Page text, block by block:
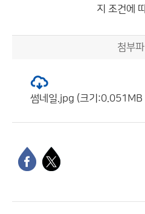
지 조건에
첨부
썸네일.jpg (크기:0.051MB